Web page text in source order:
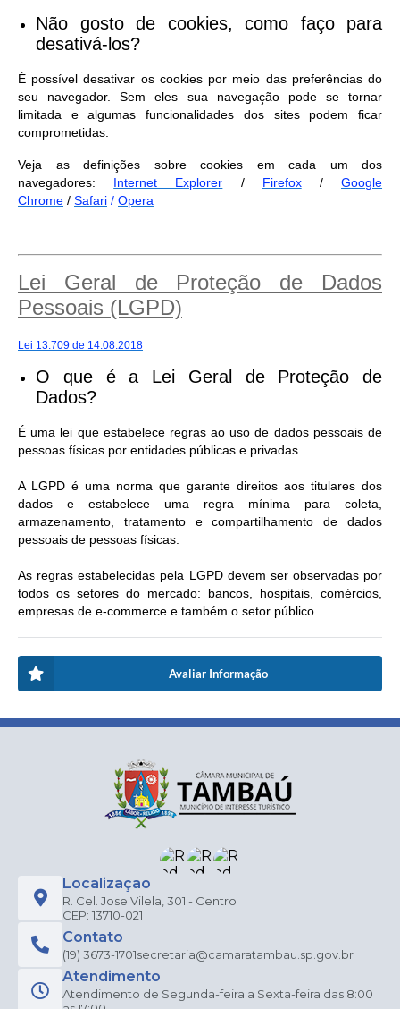
Não gosto de cookies, como faço para
desativá-los?
É possível desativar os cookies por meio das preferências do
seu navegador. Sem eles sua navegação pode se tornar
limitada e algumas funcionalidades dos sites podem ficar
comprometidas.
Veja as definições sobre cookies em cada um dos
navegadores: Internet Explorer / Firefox/Google
Chrome / Safari / Opera
Lei Geral de Proteção de Dados
Pessoais (LGPD)
Lei 13.709 de 14.08.2018
O que é a Lei Geral de Proteção de
Dados?
É uma lei que estabelece regras ao uso de dados pessoais de
pessoas físicas por entidades públicas e privadas.
A LGPD é uma norma que garante direitos aos titulares dos
dados e estabelece uma regra mínima para coleta,
armazenamento, tratamento e compartilhamento de dados
pessoais de pessoas físicas.
As regras estabelecidas pela LGPD devem ser observadas por
todos os setores do mercado: bancos, hospitais, comércios,
empresas de e-commerce e também o setor público.
Avaliar Informação
Localização
R. Cel. Jose Vilela, 301 - Centro
CEP: 13710-021
Contato
(19) 3673-1701secretaria@camaratambau.sp.gov.br
Atendimento
Atendimento de Segunda-feira a Sexta-feira das 8:00